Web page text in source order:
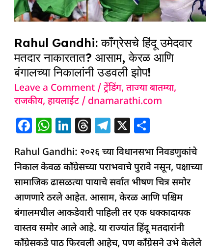
Rahul Gandhi: काँग्रेसचे हिंदू उमेदवार
मतदार नाकारतात? आसाम, केरळ आणि
बंगालच्या निकालांनी उडवली झोप!
Leave a Comment /ट्रेंडिंग,ताज्या बातम्या,
राजकीय,हायलाईट/ dnamarathi.com
F
c
e
b
o
o
k
W
at
s
A
p
p
Li
k
e
dI
n
T
re
a
d
s
T
el
e
g
ra
m
X
h
ar
e
Rahul Gandhi: २०२६ च्या विधानसभा निवडणुकांचे
निकाल केवळ काँग्रेसच्या पराभवाचे पुरावे नसून, पक्षाच्या
सामाजिक ढासळत्या पायाचे सर्वात भीषण चित्र समोर
आणणारे ठरले आहेत. आसाम, केरळ आणि पश्चिम
बंगालमधील आकडेवारी पाहिली तर एक धक्कादायक
वास्तव समोर आले आहे. या राज्यांत हिंदू मतदारांनी
काँग्रेसकडे पाठ फिरवली आहेच, पण काँग्रेसने उभे केलेले
नाकारतात?
आसाम,
केरळ
आणि
बंगालच्या
निकालांनी
उडवली
झोप!